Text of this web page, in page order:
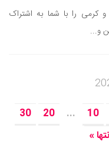
را با شما به اشتراک
و...
10
...
20
30
»